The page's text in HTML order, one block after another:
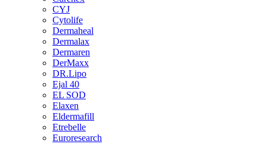
CYJ
Cytolife
Dermaheal
Dermalax
Dermaren
DerMaxx
DR.Lipo
Ejal 40
EL SOD
Elaxen
Eldermafill
Etrebelle
Euroresearch